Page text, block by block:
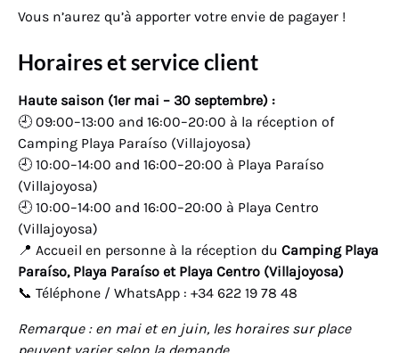
Vous n’aurez qu’à apporter votre envie de pagayer !
Horaires et service client
Haute saison (1er mai – 30 septembre) :
🕘 09:00–13:00 and 16:00–20:00 à la réception of
Camping Playa Paraíso (Villajoyosa)
🕘 10:00–14:00 and 16:00–20:00 à Playa Paraíso
(Villajoyosa)
🕘 10:00–14:00 and 16:00–20:00 à Playa Centro
(Villajoyosa)
📍 Accueil en personne à la réception du Camping Playa
Paraíso, Playa Paraíso et Playa Centro (Villajoyosa)
📞 Téléphone / WhatsApp : +34 622 19 78 48
Remarque : en mai et en juin, les horaires sur place